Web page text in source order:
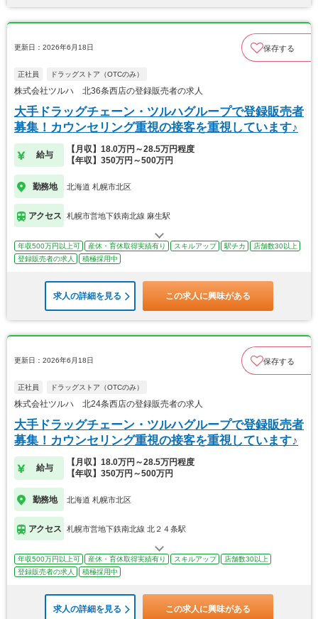
更新日：2026年6月18日 保存する
正社員 ドラッグストア（OTCのみ）
株式会社ツルハ 北36条西店の登録販売者の求人
大手ドラッグチェーン・ツルハグループで登録販売者
募集！カウンセリング重視の接客を重視しています♪
給与
【月収】18.0万円～28.5万円程度
【年収】350万円～500万円
勤務地 北海道 札幌市北区
アクセス 札幌市営地下鉄南北線 麻生駅
年収500万円以上可 産休・育休取得実績有り スキルアップ 駅チカ
店舗数30以上
登録販売者の求人
積極採用中
求人の詳細を見る この求人に興味がある
更新日：2026年6月18日 保存する
正社員 ドラッグストア（OTCのみ）
株式会社ツルハ 北24条西店の登録販売者の求人
大手ドラッグチェーン・ツルハグループで登録販売者
募集！カウンセリング重視の接客を重視しています♪
給与
【月収】18.0万円～28.5万円程度
【年収】350万円～500万円
勤務地 北海道 札幌市北区
アクセス 札幌市営地下鉄南北線 北２４条駅
年収500万円以上可 産休・育休取得実績有り スキルアップ
店舗数30以上
登録販売者の求人
積極採用中
求人の詳細を見る この求人に興味がある